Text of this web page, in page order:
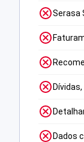
Serasa
Dados